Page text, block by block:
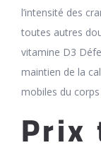
l’intensité des
toutes autres
vitamine D3
maintien de la
mobiles du